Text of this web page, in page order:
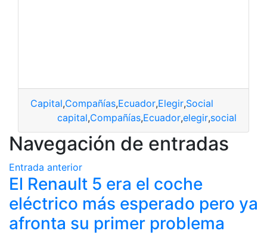
Capital,Compañías,Ecuador,Elegir,Social
capital,Compañías,Ecuador,elegir,social
Navegación de entradas
Entrada anterior
El Renault 5 era el coche
eléctrico más esperado pero ya
afronta su primer problema